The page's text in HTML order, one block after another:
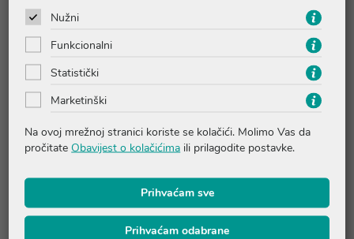
dobivenog iz čuvarkuće, i ekstraktom cvijeta božura. Ova
micelarna voda nježno čisti kožu i uklanja šminku s lica i
područja oko očiju, osvježava te vraća koži prirodni sjaj i
blistavost. Sadrži 94% sastojaka prirodnog podrijetla, bez
parabena, fenoksietanola, mineralnih ulja, sastojaka
životinjskog podrijetla, silikona i sintetičkih boja.
Upute o proizvodu
Nužni
Funkcionalni
Statistički
Marketinški
Na ovoj mrežnoj stranici koriste se kolačići. Molimo Vas da
pročitate Obavijest o kolačićima ili prilagodite postavke.
Prihvaćam sve
Prihvaćam odabrane